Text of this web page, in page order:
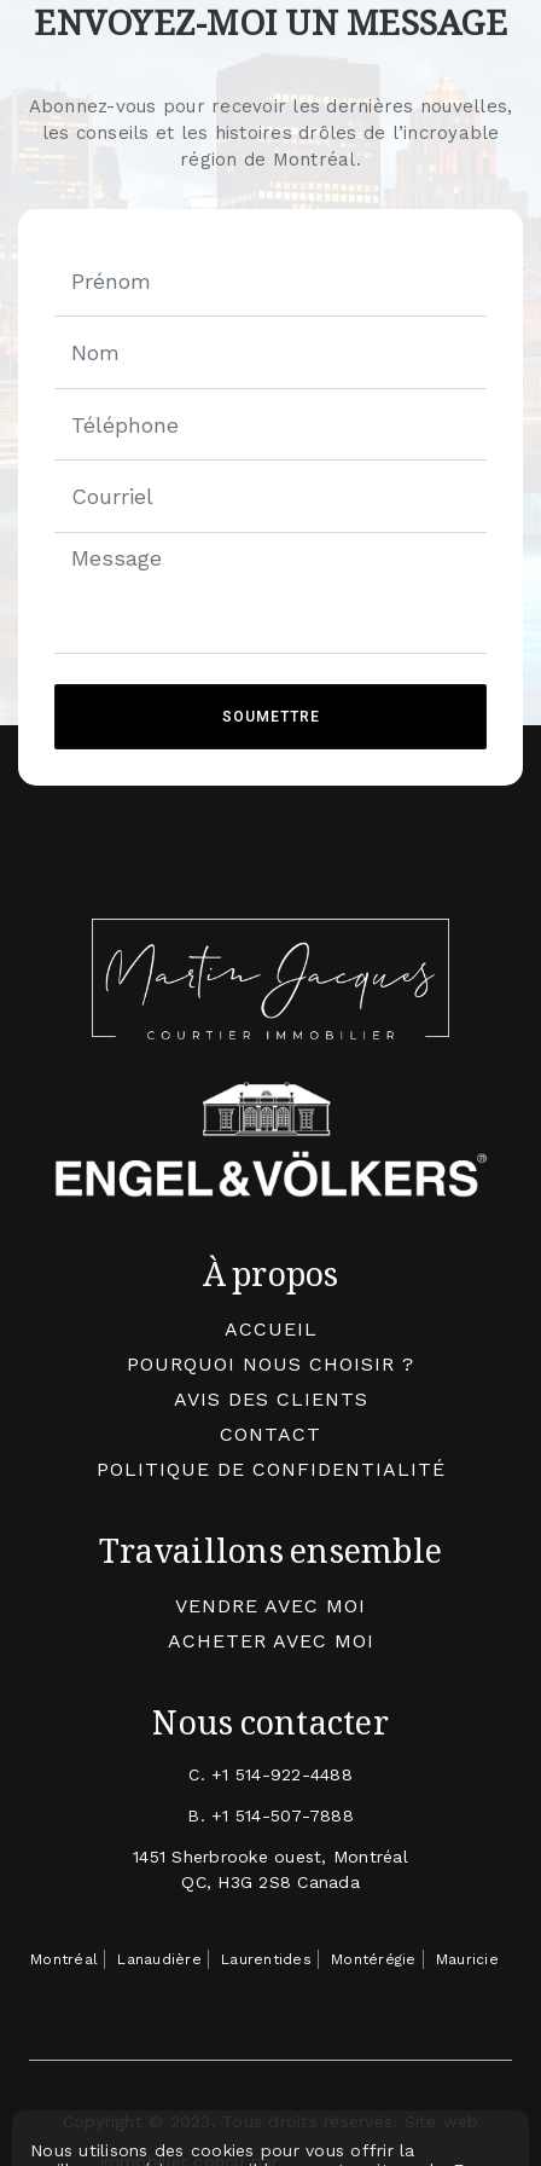
ENVOYEZ-MOI UN MESSAGE
Abonnez-vous pour recevoir les dernières nouvelles,
les conseils et les histoires drôles de l’incroyable
région de Montréal.
SOUMETTRE
À propos
ACCUEIL
POURQUOI NOUS CHOISIR ?
AVIS DES CLIENTS
CONTACT
POLITIQUE DE CONFIDENTIALITÉ
Travaillons ensemble
VENDRE AVEC MOI
ACHETER AVEC MOI
Nous contacter
C. +1 514-922-4488
B. +1 514-507-7888
1451 Sherbrooke ouest, Montréal
QC, H3G 2S8 Canada
Montréal Lanaudière Laurentides Montérégie Mauricie
immobilier conçu par
Nous utilisons des cookies pour vous offrir la